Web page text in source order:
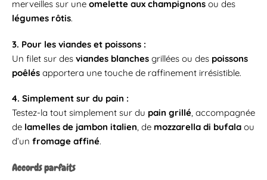
merveilles sur une omelette aux champignons ou des
légumes rôtis.
3. Pour les viandes et poissons :
Un filet sur des viandes blanches grillées ou des poissons
poêlés apportera une touche de raffinement irrésistible.
4. Simplement sur du pain :
Testez-la tout simplement sur du pain grillé, accompagnée
de lamelles de jambon italien, de mozzarella di bufala ou
d’un fromage affiné.
Accords parfaits